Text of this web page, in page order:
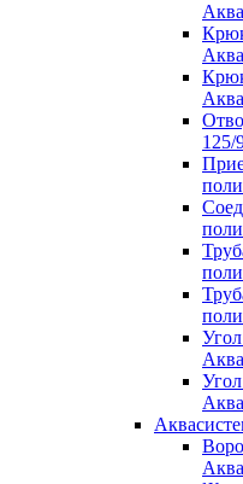
125/